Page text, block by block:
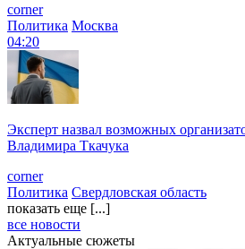
corner
Политика Москва
04:20
Эксперт назвал возможных
Владимира Ткачука
corner
Политика Свердловская область
показать еще [...]
все новости
Актуальные сюжеты